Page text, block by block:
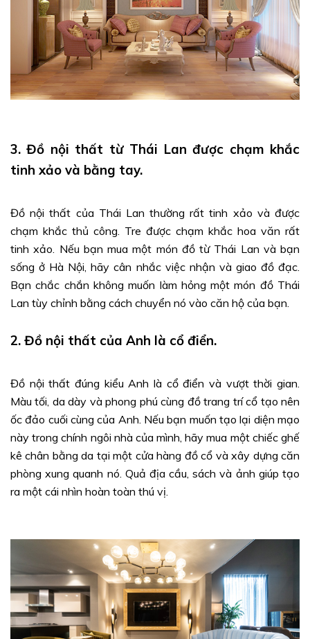
3. Đồ nội thất từ Thái Lan được chạm khắc
tinh xảo và bằng tay.
Đồ nội thất của Thái Lan thường rất tinh xảo và được
chạm khắc thủ công. Tre được chạm khắc hoa văn rất
tinh xảo. Nếu bạn mua một món đồ từ Thái Lan và bạn
sống ở Hà Nội, hãy cân nhắc việc nhận và giao đồ đạc.
Bạn chắc chắn không muốn làm hỏng một món đồ Thái
Lan tùy chỉnh bằng cách chuyển nó vào căn hộ của bạn.
2. Đồ nội thất của Anh là cổ điển.
Đồ nội thất đúng kiểu Anh là cổ điển và vượt thời gian.
Màu tối, da dày và phong phú cùng đồ trang trí cổ tạo nên
ốc đảo cuối cùng của Anh. Nếu bạn muốn tạo lại diện mạo
này trong chính ngôi nhà của mình, hãy mua một chiếc ghế
kê chân bằng da tại một cửa hàng đồ cổ và xây dựng căn
phòng xung quanh nó. Quả địa cầu, sách và ảnh giúp tạo
ra một cái nhìn hoàn toàn thú vị.